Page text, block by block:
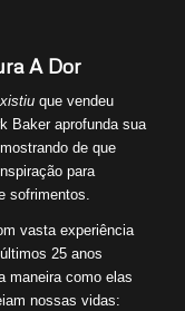
A Dor
que vendeu
Baker aprofunda sua
de que
para
sofrimentos.
vasta experiência
25 anos
maneira como elas
nossas vidas: